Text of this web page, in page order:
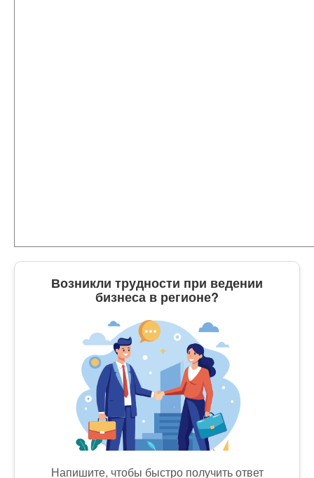
Возникли трудности при ведении
бизнеса в регионе?
Напишите, чтобы быстро получить ответ